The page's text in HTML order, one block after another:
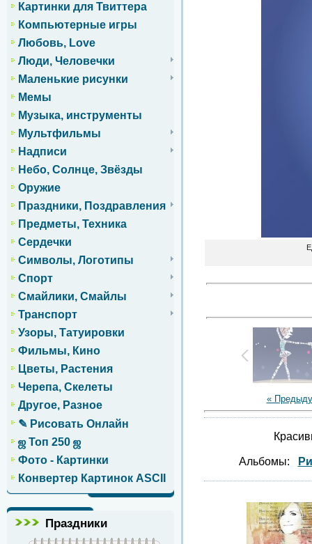
Картинки для Твиттера
Компьютерные игры
Любовь, Love
Люди, Человечки
Маленькие рисунки
Мемы
Музыка, инструменты
Мультфильмы
Надписи
Небо, Солнце, Звёзды
Оружие
Праздники, Поздравления
Предметы, Техника
Сердечки
Символы, Логотипы
Спорт
Смайлики, Смайлы
Транспорт
Узоры, Татуировки
Фильмы, Кино
Цветы, Растения
Черепа, Скелеты
Другое, Разное
✎ Рисовать Онлайн
ஜ Топ 250 ஜ
Фото - Картинки
Конвертер Картинок ASCII
Праздники
«
Альбомы: